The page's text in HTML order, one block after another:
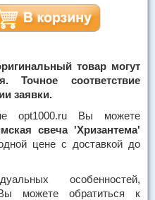
товар могут
Точное соответствие
заявки.
opt1000.ru Вы можете
свеча 'Хризантема'
цене с доставкой до
особенностей,
можете обратиться к